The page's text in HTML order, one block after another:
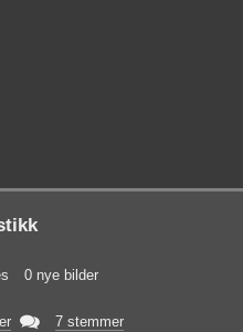
0 nye bilder
 7 stemmer